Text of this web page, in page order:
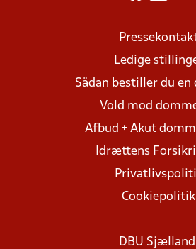
Ledige
Sådan bestiller du en
Vold mod
Afbud + Akut
Idrættens
Cookiepolitik
DBU Sjælland